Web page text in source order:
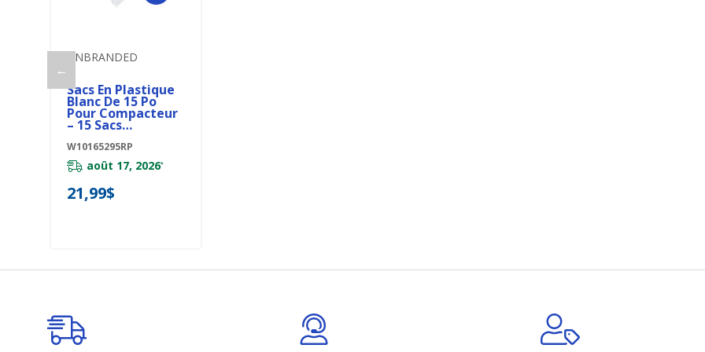
←
UNBRANDED
Sacs En Plastique
Blanc De 15 Po
Pour Compacteur
– 15 Sacs
W10165295RP
août 17, 2026*
21,99$